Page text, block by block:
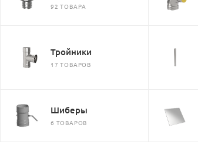
92 ТОВАРА
Тройники
17 ТОВАРОВ
Шиберы
6 ТОВАРОВ